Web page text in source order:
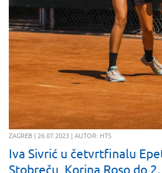
ZAGREB | 26.07.2023 | AUTOR: HTS
Iva Sivrić u četvrtfinalu
Stobreču, Korina Roso do